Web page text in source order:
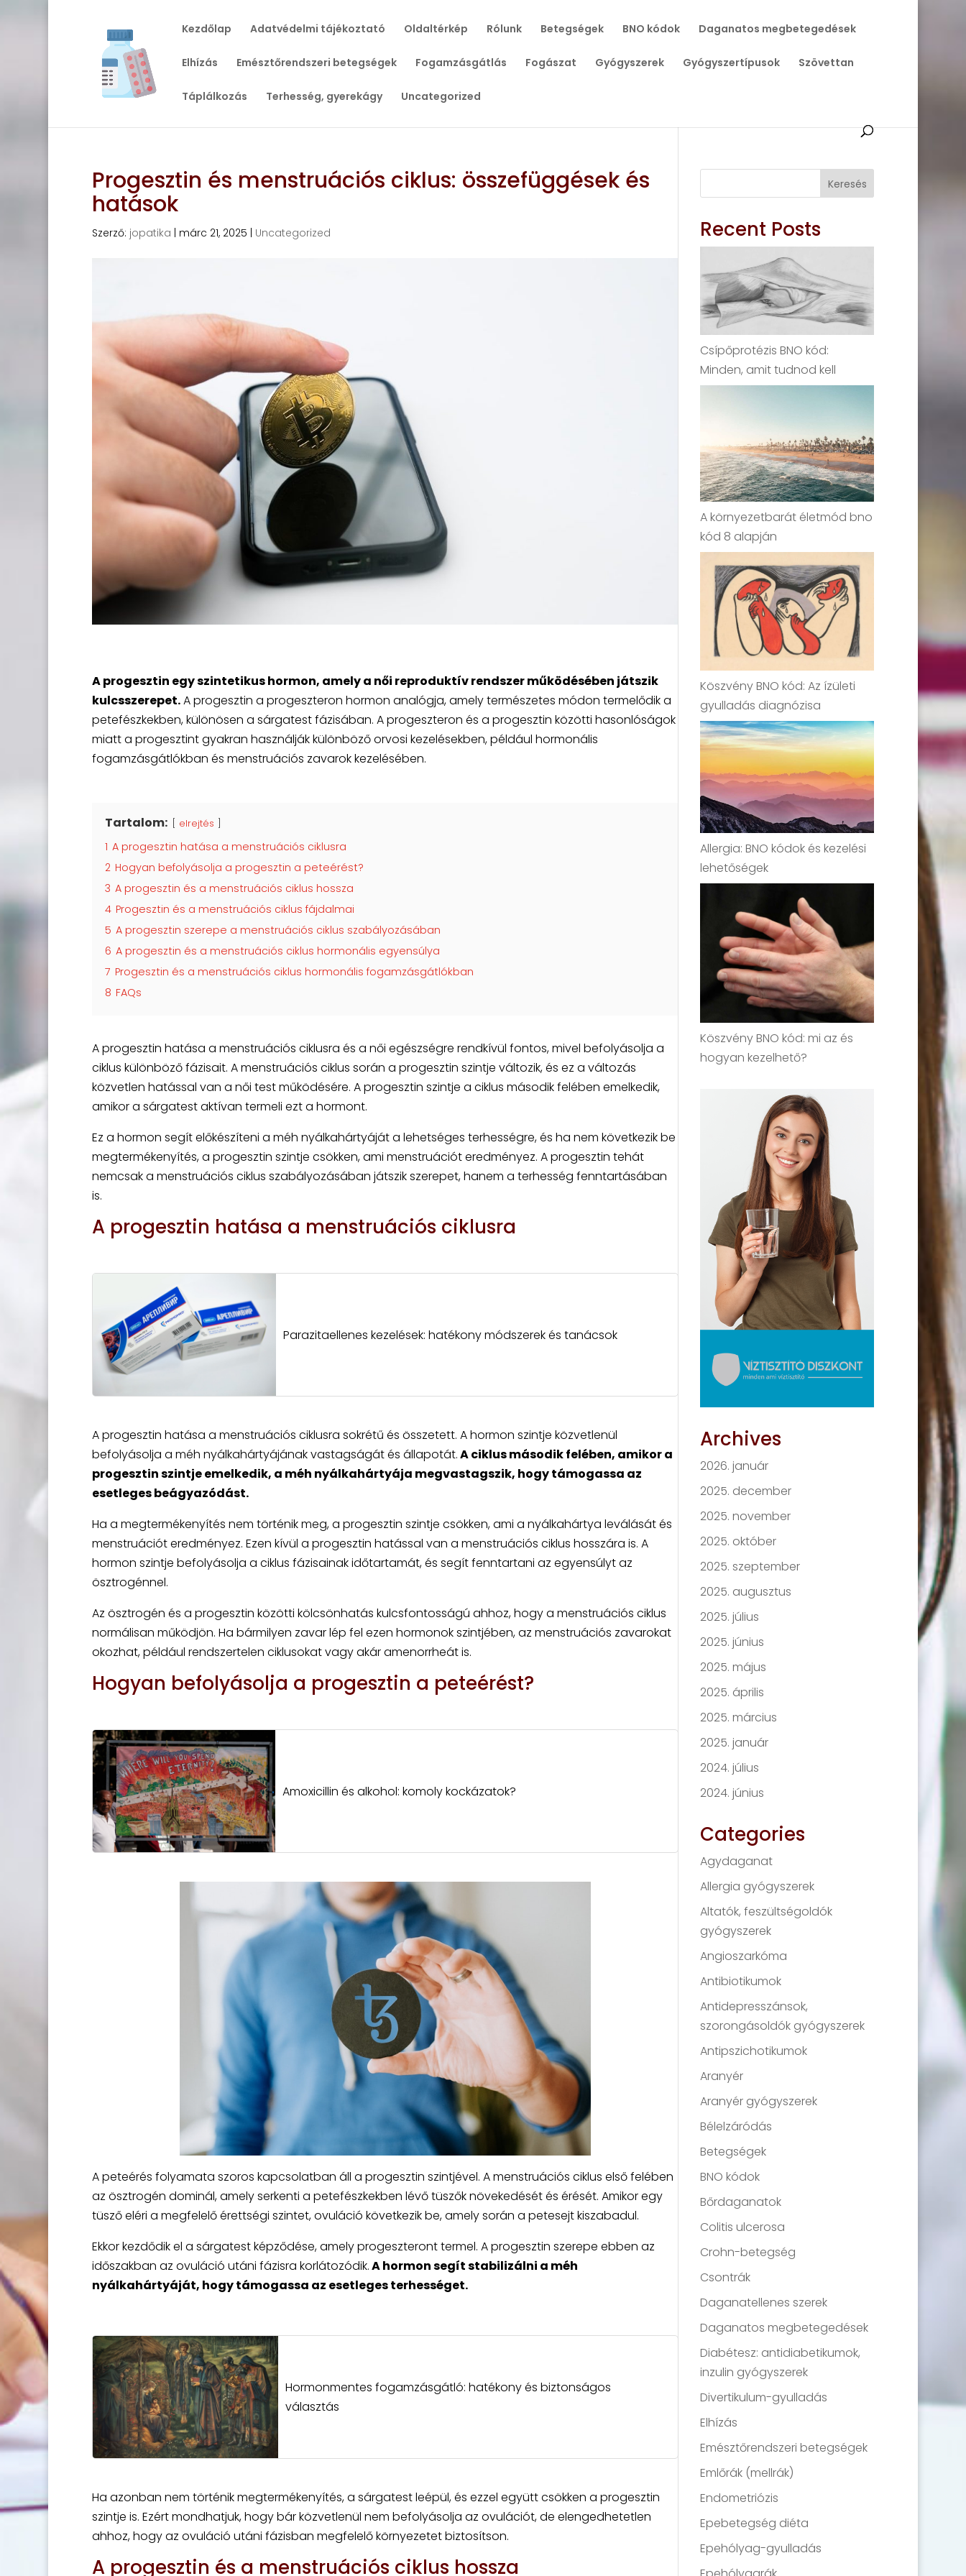
Kezdőlap Adatvédelmi tájékoztató Oldaltérkép Rólunk Betegségek BNO kódok Daganatos megbetegedések
Elhízás Emésztőrendszeri betegségek Fogamzásgátlás Fogászat Gyógyszerek Gyógyszertípusok Szövettan
Táplálkozás Terhesség, gyerekágy Uncategorized
Progesztin és menstruációs ciklus: összefüggések és
hatások
Szerző: jopatika márc 21, 2025 Uncategorized
A progesztin egy szintetikus hormon, amely a női reproduktív rendszer működésében játszik
kulcsszerepet.A progesztin a progeszteron hormon analógja, amely természetes módon termelődik a
petefészkekben, különösen a sárgatest fázisában. A progeszteron és a progesztin közötti hasonlóságok
miatt a progesztint gyakran használják különböző orvosi kezelésekben, például hormonális
fogamzásgátlókban és menstruációs zavarok kezelésében.
Tartalom: elrejtés
1 A progesztin hatása a menstruációs ciklusra
2 Hogyan befolyásolja a progesztin a peteérést?
3 A progesztin és a menstruációs ciklus hossza
4 Progesztin és a menstruációs ciklus fájdalmai
5 A progesztin szerepe a menstruációs ciklus szabályozásában
6 A progesztin és a menstruációs ciklus hormonális egyensúlya
7 Progesztin és a menstruációs ciklus hormonális fogamzásgátlókban
8 FAQs
A progesztin hatása a menstruációs ciklusra és a női egészségre rendkívül fontos, mivel befolyásolja a
ciklus különböző fázisait. A menstruációs ciklus során a progesztin szintje változik, és ez a változás
közvetlen hatással van a női test működésére. A progesztin szintje a ciklus második felében emelkedik,
amikor a sárgatest aktívan termeli ezt a hormont.
Ez a hormon segít előkészíteni a méh nyálkahártyáját a lehetséges terhességre, és ha nem következik be
megtermékenyítés, a progesztin szintje csökken, ami menstruációt eredményez. A progesztin tehát
nemcsak a menstruációs ciklus szabályozásában játszik szerepet, hanem a terhesség fenntartásában
is.
A progesztin hatása a menstruációs ciklusra
Parazitaellenes kezelések: hatékony módszerek és tanácsok
A progesztin hatása a menstruációs ciklusra sokrétű és összetett. A hormon szintje közvetlenül
befolyásolja a méh nyálkahártyájának vastagságát és állapotát.A ciklus második felében, amikor a
progesztin szintje emelkedik, a méh nyálkahártyája megvastagszik, hogy támogassa az
esetleges beágyazódást.
Ha a megtermékenyítés nem történik meg, a progesztin szintje csökken, ami a nyálkahártya leválását és
menstruációt eredményez. Ezen kívül a progesztin hatással van a menstruációs ciklus hosszára is. A
hormon szintje befolyásolja a ciklus fázisainak időtartamát, és segít fenntartani az egyensúlyt az
ösztrogénnel.
Az ösztrogén és a progesztin közötti kölcsönhatás kulcsfontosságú ahhoz, hogy a menstruációs ciklus
normálisan működjön. Ha bármilyen zavar lép fel ezen hormonok szintjében, az menstruációs zavarokat
okozhat, például rendszertelen ciklusokat vagy akár amenorrheát is.
Hogyan befolyásolja a progesztin a peteérést?
Amoxicillin és alkohol: komoly kockázatok?
A peteérés folyamata szoros kapcsolatban áll a progesztin szintjével. A menstruációs ciklus első felében
az ösztrogén dominál, amely serkenti a petefészkekben lévő tüszők növekedését és érését. Amikor egy
tüsző eléri a megfelelő érettségi szintet, ovuláció következik be, amely során a petesejt kiszabadul.
Ekkor kezdődik el a sárgatest képződése, amely progeszteront termel. A progesztin szerepe ebben az
időszakban az ovuláció utáni fázisra korlátozódik.A hormon segít stabilizálni a méh
nyálkahártyáját, hogy támogassa az esetleges terhességet.
Hormonmentes fogamzásgátló: hatékony és biztonságos
választás
Ha azonban nem történik megtermékenyítés, a sárgatest leépül, és ezzel együtt csökken a progesztin
szintje is. Ezért mondhatjuk, hogy bár közvetlenül nem befolyásolja az ovulációt, de elengedhetetlen
ahhoz, hogy az ovuláció utáni fázisban megfelelő környezetet biztosítson.
A progesztin és a menstruációs ciklus hossza
Keresés
Recent Posts
Csípőprotézis BNO kód:
Minden, amit tudnod kell
A környezetbarát életmód bno
kód 8 alapján
Köszvény BNO kód: Az ízületi
gyulladás diagnózisa
Allergia: BNO kódok és kezelési
lehetőségek
Köszvény BNO kód: mi az és
hogyan kezelhető?
Archives
2026. január
2025. december
2025. november
2025. október
2025. szeptember
2025. augusztus
2025. július
2025. június
2025. május
2025. április
2025. március
2025. január
2024. július
2024. június
Categories
Agydaganat
Allergia gyógyszerek
Altatók, feszültségoldók
gyógyszerek
Angioszarkóma
Antibiotikumok
Antidepresszánsok,
szorongásoldók gyógyszerek
Antipszichotikumok
Aranyér
Aranyér gyógyszerek
Bélelzáródás
Betegségek
BNO kódok
Bőrdaganatok
Colitis ulcerosa
Crohn-betegség
Csontrák
Daganatellenes szerek
Daganatos megbetegedések
Diabétesz: antidiabetikumok,
inzulin gyógyszerek
Divertikulum-gyulladás
Elhízás
Emésztőrendszeri betegségek
Emlőrák (mellrák)
Endometriózis
Epebetegség diéta
Epehólyag-gyulladás